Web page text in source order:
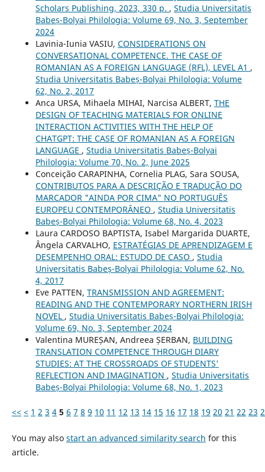
Scholars Publishing, 2023, 330 p. , Studia Universitatis
Babeș-Bolyai Philologia: Volume 69, No. 3, September
2024
Lavinia-Iunia VASIU, CONSIDERATIONS ON
CONVERSATIONAL COMPETENCE. THE CASE OF
ROMANIAN AS A FOREIGN LANGUAGE (RFL), LEVEL A1 ,
Studia Universitatis Babeș-Bolyai Philologia: Volume
62, No. 2, 2017
Anca URSA, Mihaela MIHAI, Narcisa ALBERT, THE
DESIGN OF TEACHING MATERIALS FOR ONLINE
INTERACTION ACTIVITIES WITH THE HELP OF
CHATGPT: THE CASE OF ROMANIAN AS A FOREIGN
LANGUAGE , Studia Universitatis Babeș-Bolyai
Philologia: Volume 70, No. 2, June 2025
Conceição CARAPINHA, Cornelia PLAG, Sara SOUSA,
CONTRIBUTOS PARA A DESCRIÇÃO E TRADUÇÃO DO
MARCADOR "AINDA POR CIMA" NO PORTUGUÊS
EUROPEU CONTEMPORÂNEO , Studia Universitatis
Babeș-Bolyai Philologia: Volume 68, No. 4, 2023
Laura CARDOSO BAPTISTA, Isabel Margarida DUARTE,
Ângela CARVALHO, ESTRATÉGIAS DE APRENDIZAGEM E
DESEMPENHO ORAL: ESTUDO DE CASO , Studia
Universitatis Babeș-Bolyai Philologia: Volume 62, No.
4, 2017
Eve PATTEN, TRANSMISSION AND AGREEMENT:
READING AND THE CONTEMPORARY NORTHERN IRISH
NOVEL , Studia Universitatis Babeș-Bolyai Philologia:
Volume 69, No. 3, September 2024
Valentina MUREȘAN, Andreea ȘERBAN, BUILDING
TRANSLATION COMPETENCE THROUGH DIARY
STUDIES: AT THE CROSSROADS OF STUDENTS'
REFLECTION AND IMAGINATION , Studia Universitatis
Babeș-Bolyai Philologia: Volume 68, No. 1, 2023
<< < 1 2 3 4 5 6 7 8 9 10 11 12 13 14 15 16 17 18 19 20 21 22 23
You may also start an advanced similarity search for this
article.